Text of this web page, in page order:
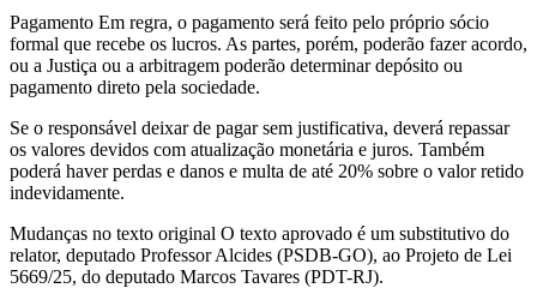
Pagamento Em regra, o pagamento será feito pelo próprio sócio
formal que recebe os lucros. As partes, porém, poderão fazer acordo,
ou a Justiça ou a arbitragem poderão determinar depósito ou
pagamento direto pela sociedade.
Se o responsável deixar de pagar sem justificativa, deverá repassar
os valores devidos com atualização monetária e juros. Também
poderá haver perdas e danos e multa de até 20% sobre o valor retido
indevidamente.
Mudanças no texto original O texto aprovado é um substitutivo do
relator, deputado Professor Alcides (PSDB-GO), ao Projeto de Lei
5669/25, do deputado Marcos Tavares (PDT-RJ).